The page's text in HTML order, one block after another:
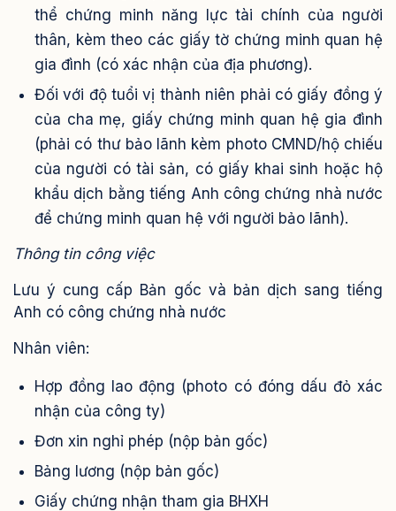
thể chứng minh năng lực tài chính của người
thân, kèm theo các giấy tờ chứng minh quan hệ
gia đình (có xác nhận của địa phương).
Đối với độ tuổi vị thành niên phải có giấy đồng ý
của cha mẹ, giấy chứng minh quan hệ gia đình
(phải có thư bảo lãnh kèm photo CMND/hộ chiếu
của người có tài sản, có giấy khai sinh hoặc hộ
khẩu dịch bằng tiếng Anh công chứng nhà nước
để chứng minh quan hệ với người bảo lãnh).
Thông tin công việc
Lưu ý cung cấp Bản gốc và bản dịch sang tiếng
Anh có công chứng nhà nước
Nhân viên:
Hợp đồng lao động (photo có đóng dấu đỏ xác
nhận của công ty)
Đơn xin nghỉ phép (nộp bản gốc)
Bảng lương (nộp bản gốc)
Giấy chứng nhận tham gia BHXH